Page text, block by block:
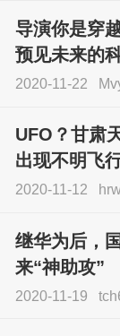
导演你是穿
预见未来的
2020-11-22
UFO？甘肃
出现不明飞
2020-11-12
继华为后，
来“神助攻”
2020-11-19